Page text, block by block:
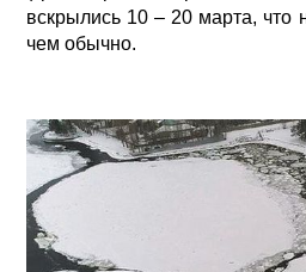
вскрылись 10 – 20 марта, что
чем обычно.